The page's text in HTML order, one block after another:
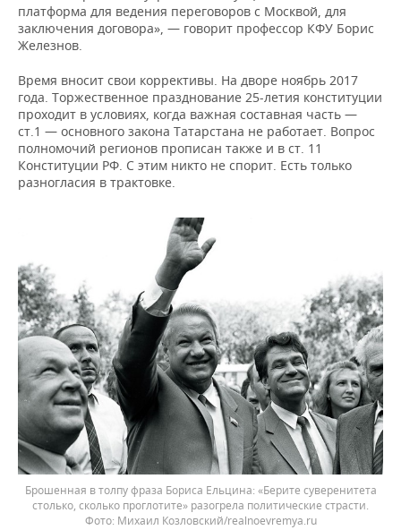
платформа для ведения переговоров с Москвой, для
заключения договора», — говорит профессор КФУ Борис
Железнов.
Время вносит свои коррективы. На дворе ноябрь 2017
года. Торжественное празднование 25-летия конституции
проходит в условиях, когда важная составная часть —
ст.1 — основного закона Татарстана не работает. Вопрос
полномочий регионов прописан также и в ст. 11
Конституции РФ. С этим никто не спорит. Есть только
разногласия в трактовке.
Брошенная в толпу фраза Бориса Ельцина: «Берите суверенитета
столько, сколько проглотите» разогрела политические страсти.
Михаил Козловский/realnoevremya.ru